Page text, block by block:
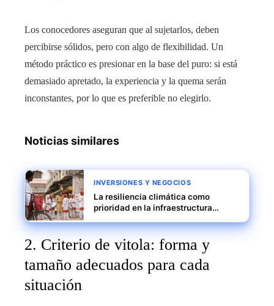
Los conocedores aseguran que al sujetarlos, deben
percibirse sólidos, pero con algo de flexibilidad. Un
método práctico es presionar en la base del puro: si está
demasiado apretado, la experiencia y la quema serán
inconstantes, por lo que es preferible no elegirlo.
Noticias similares
INVERSIONES Y NEGOCIOS
La resiliencia climática como
prioridad en la infraestructura
de India
2. Criterio de vitola: forma y
tamaño adecuados para cada
situación